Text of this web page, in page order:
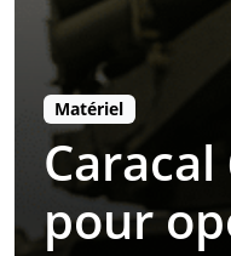
Matériel
pour